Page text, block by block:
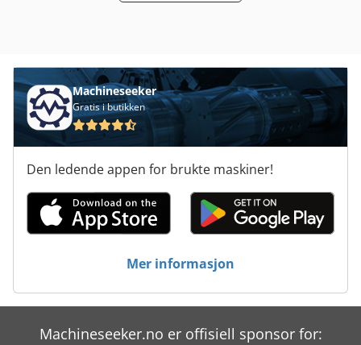
Machineseeker
Gratis i butikken
Den ledende appen for brukte maskiner!
Mer informasjon
Machineseeker.no er offisiell sponsor for: